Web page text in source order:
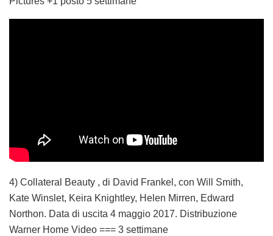
4) Collateral Beauty , di David Frankel, con Will Smith,
Kate Winslet, Keira Knightley, Helen Mirren, Edward
Northon. Data di uscita 4 maggio 2017. Distribuzione
Warner Home Video === 3 settimane